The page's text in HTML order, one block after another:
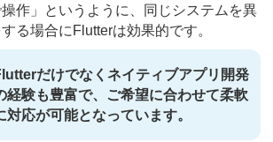
作」というように、同じシステムを異
る場合にFlutterは効果的です。
だけでなくネイティブアプリ開発
経験も豊富で、ご希望に合わせて柔軟
対応が可能となっています。